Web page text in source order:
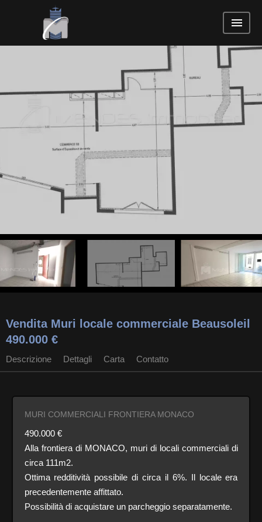
Vendita Muri locale commerciale Beausoleil
490.000 €
Descrizione Dettagli Carta Contatto
MURI COMMERCIALI FRONTIERA MONACO
490.000 €
Alla frontiera di MONACO, muri di locali commerciali di
circa 111m2.
Ottima redditività possibile di circa il 6%. Il locale era
precedentemente affittato.
Possibilità di acquistare un parcheggio separatamente.